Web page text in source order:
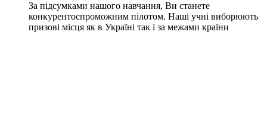
За підсумками нашого навчання, Ви станете
конкурентоспроможним пілотом. Наші учні виборюють
призові місця як в Україні так і за межами країни